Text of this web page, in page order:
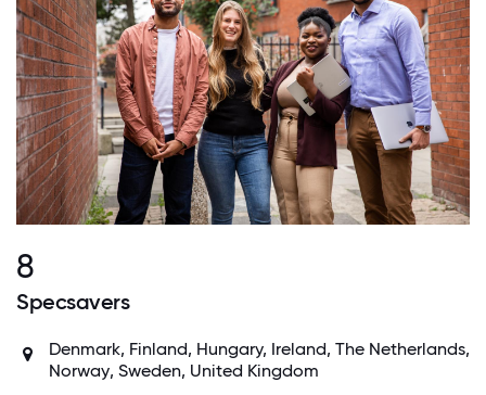
8
Specsavers
Denmark, Finland, Hungary, Ireland, The Netherlands,
Norway, Sweden, United Kingdom